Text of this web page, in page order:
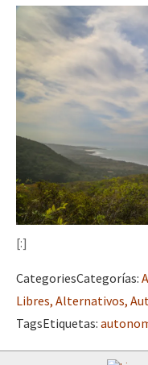
[:]
CategoriesCategorías:
Libres, Alternativos,
TagsEtiquetas: